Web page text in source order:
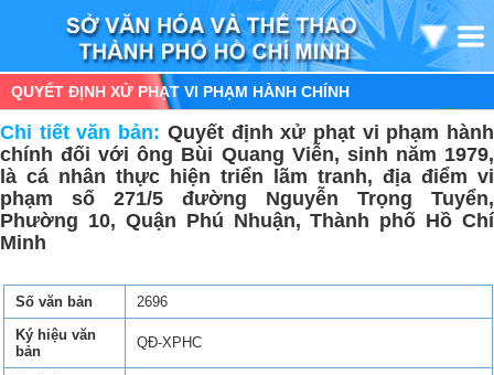
QUYẾT ĐỊNH XỬ PHẠT VI PHẠM HÀNH CHÍNH
Chi tiết văn bản: Quyết định xử phạt vi phạm hành
chính đối với ông Bùi Quang Viễn, sinh năm 1979,
là cá nhân thực hiện triển lãm tranh, địa điểm vi
phạm số 271/5 đường Nguyễn Trọng Tuyển,
Phường 10, Quận Phú Nhuận, Thành phố Hồ Chí
Minh
Số văn bản
2696
Ký hiệu văn
bản
QĐ-XPHC